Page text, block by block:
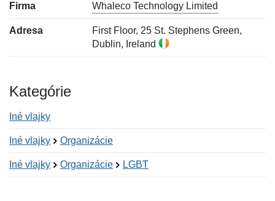
Firma Whaleco Technology Limited
Adresa
First Floor, 25 St. Stephens Green,
Dublin, Ireland
Kategórie
Iné vlajky
Iné vlajky Organizácie
Iné vlajky Organizácie LGBT